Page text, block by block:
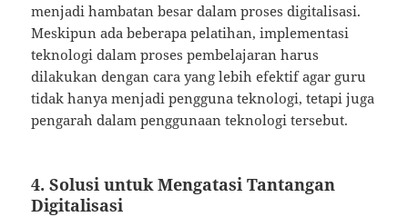
menjadi hambatan besar dalam proses digitalisasi.
Meskipun ada beberapa pelatihan, implementasi
teknologi dalam proses pembelajaran harus
dilakukan dengan cara yang lebih efektif agar guru
tidak hanya menjadi pengguna teknologi, tetapi juga
pengarah dalam penggunaan teknologi tersebut.
4.Solusi untuk Mengatasi Tantangan
Digitalisasi